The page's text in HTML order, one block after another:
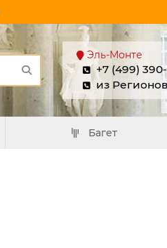
Эль-Монте
+7 (499)
из Регионов
Багет